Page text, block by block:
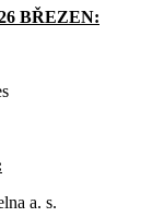
BŘEZEN:
a. s.